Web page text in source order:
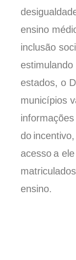
ensino
inclusão
estados, o
municípios
do
acesso a
ensino.